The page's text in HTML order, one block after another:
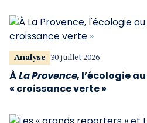
Analyse 30 juillet 2026
ÀLa Provence, l’écologie
« croissance verte »